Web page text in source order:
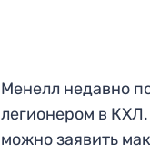
Менелл недавно
легионером в
можно заявить